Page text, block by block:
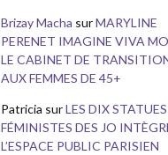
Brizay Macha surMARYLINE
PERENET IMAGINE VIVA
LE CABINET DE
AUX FEMMES DE 45+
Patricia surLES DIX STATUES
FÉMINISTES DES JO
L’ESPACE PUBLIC PARISIEN